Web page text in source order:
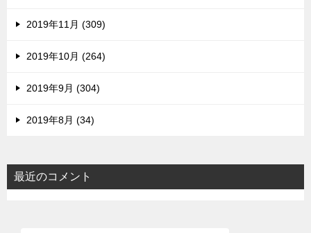
2019年11月 (309)
2019年10月 (264)
2019年9月 (304)
2019年8月 (34)
最近のコメント